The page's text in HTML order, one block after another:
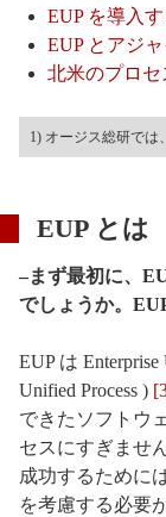
EUP を導入
EUP とアジ
北米のプロセ
1) オージス総研では
EUP とは
–まず最初に、
でしょうか。
EUP は
Unified Process )
できたソフトウ
セスにすぎませ
成功するために
を考慮する必要